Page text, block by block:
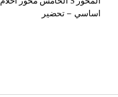
اساسي – تحضير